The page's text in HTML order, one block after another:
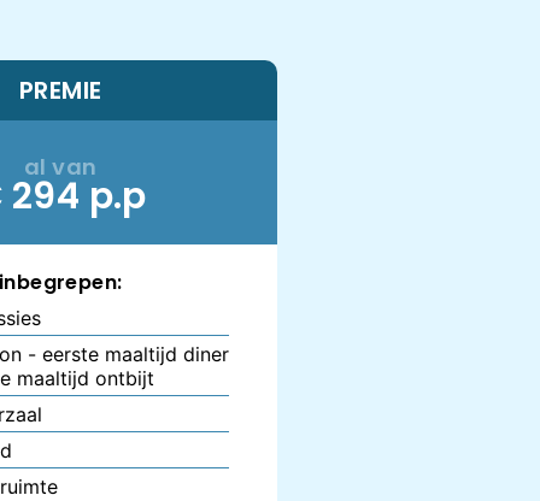
PREMIE
al van
p.p
- eerste maaltijd diner
maaltijd ontbijt